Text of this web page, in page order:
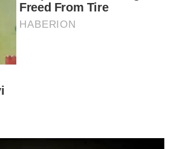
dikesan di Israel
MUHAMMAD SHAMSUL ABD
08 Aug 2026 12:35pm
MUHAMMAD SHAMSUL ABD